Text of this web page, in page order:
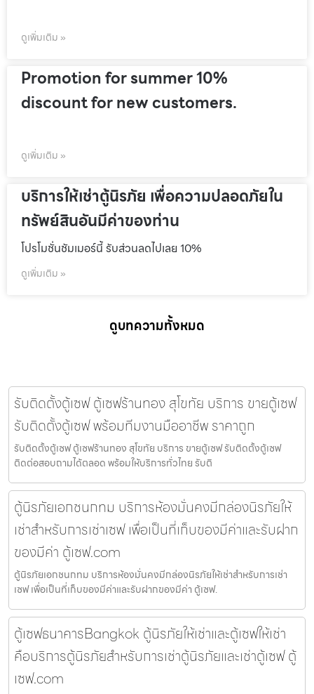
ดูเพิ่มเติม »
Promotion for summer 10%
discount for new customers.
ดูเพิ่มเติม »
บริการให้เช่าตู้นิรภัย เพื่อความปลอดภัยใน
ทรัพย์สินอันมีค่าของท่าน
โปรโมชั่นชัมเมอร์นี้ รับส่วนลดไปเลย 10%
ดูเพิ่มเติม »
ดูบทความทั้งหมด
รับติดตั้งตู้เซฟ ตู้เซฟร้านทอง สุโขทัย บริการ ขายตู้เซฟ
รับติดตั้งตู้เซฟ พร้อมทีมงานมืออาชีพ ราคาถูก
รับติดตั้งตู้เซฟ ตู้เซฟร้านทอง สุโขทัย บริการ ขายตู้เซฟ รับติดตั้งตู้เซฟ
ติดต่อสอบถามได้ตลอด พร้อมให้บริการทั่วไทย รับติ
ตู้นิรภัยเอกชนกทม บริการห้องมั่นคงมีกล่องนิรภัยให้
เช่าสำหรับการเช่าเซฟ เพื่อเป็นที่เก็บของมีค่าและรับฝาก
ของมีค่า ตู้เซฟ.com
ตู้นิรภัยเอกชนกทม บริการห้องมั่นคงมีกล่องนิรภัยให้เช่าสำหรับการเช่า
เซฟ เพื่อเป็นที่เก็บของมีค่าและรับฝากของมีค่า ตู้เซฟ.
ตู้เซฟธนาคารBangkok ตู้นิรภัยให้เช่าและตู้เซฟให้เช่า
คือบริการตู้นิรภัยสำหรับการเช่าตู้นิรภัยและเช่าตู้เซฟ ตู้
เซฟ.com